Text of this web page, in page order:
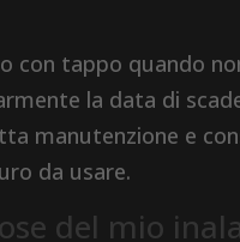
con tappo quando
la data di
manutenzione e
da usare.
del mio